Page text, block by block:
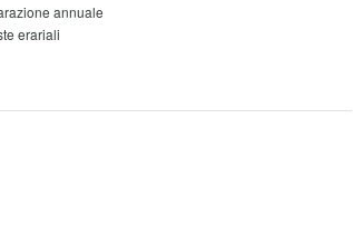
annuale
erariali